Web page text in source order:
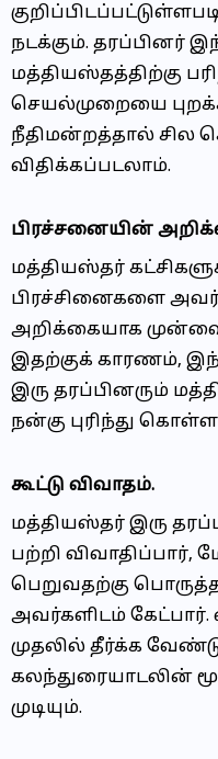
நடக்கும். தரப்பினர்
மத்தியஸ்தத்திற்கு
செயல்முறையை
நீதிமன்றத்தால் சில
விதிக்கப்படலாம்.
பிரச்சனையின்
மத்தியஸ்தர்
பிரச்சினைகளை
அறிக்கையாக
இதற்குக் காரணம்,
இரு தரப்பினரும்
நன்கு புரிந்து
கூட்டு விவாதம்.
மத்தியஸ்தர் இரு
பற்றி விவாதிப்பார்,
பெறுவதற்கு
அவர்களிடம்
முதலில் தீர்க்க
கலந்துரையாடலின்
முடியும்.